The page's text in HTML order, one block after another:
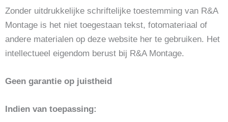
Zonder uitdrukkelijke schriftelijke toestemming van R&A
Montage is het niet toegestaan tekst, fotomateriaal of
andere materialen op deze website her te gebruiken. Het
intellectueel eigendom berust bij R&A Montage.
Geen garantie op juistheid
Indien van toepassing: